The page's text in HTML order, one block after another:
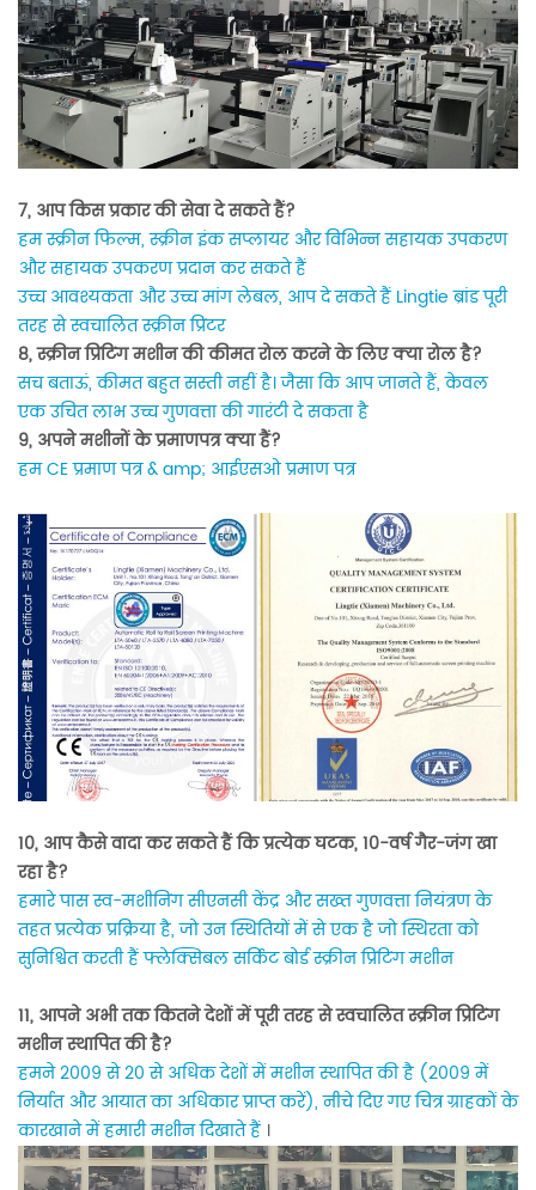
7, आप किस प्रकार की सेवा दे सकते हैं?
हम स्क्रीन फिल्म, स्क्रीन इंक सप्लायर और विभिन्न सहायक उपकरण
और सहायक उपकरण प्रदान कर सकते हैं
उच्च आवश्यकता और उच्च मांग लेबल, आप दे सकते हैं Lingtieब्रांड पूरी
तरह से स्वचालित स्क्रीन प्रिंटर
8, स्क्रीन प्रिंटिंग मशीन की कीमत रोल करने के लिए क्या रोल है?
सच बताऊं, कीमत बहुत सस्ती नहीं है। जैसा कि आप जानते हैं, केवल
एक उचित लाभ उच्च गुणवत्ता की गारंटी दे सकता है
9, अपने मशीनों के प्रमाणपत्र क्या हैं?
हम CE प्रमाण पत्र & amp; आईएसओ प्रमाण पत्र
10, आप कैसे वादा कर सकते हैं कि प्रत्येक घटक, 10-वर्ष गैर-जंग खा
रहा है?
हमारे पास स्व-मशीनिंग सीएनसी केंद्र और सख्त गुणवत्ता नियंत्रण के
तहत प्रत्येक प्रक्रिया है, जो उन स्थितियों में से एक है जो स्थिरता को
सुनिश्चित करती हैंफ्लेक्सिबल सर्किट बोर्ड स्क्रीन प्रिंटिंग मशीन
11, आपने अभी तक कितने देशों में पूरी तरह से स्वचालित स्क्रीन प्रिंटिंग
मशीन स्थापित की है?
हमने 2009 से 20 से अधिक देशों में मशीन स्थापित की है (2009 में
निर्यात और आयात का अधिकार प्राप्त करें), नीचे दिए गए चित्र ग्राहकों के
कारखाने में हमारी मशीन दिखाते हैं ।